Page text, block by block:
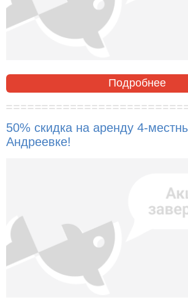
Подробнее
50% скидка на аренду 4-
Андреевке!